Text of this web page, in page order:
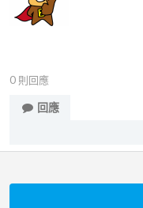
0 則回應
回應